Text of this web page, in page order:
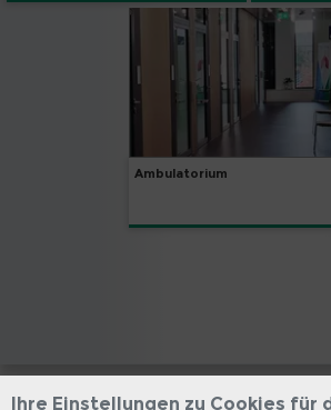
Ambulatorium
Ihre Einstellungen zu Cookies für